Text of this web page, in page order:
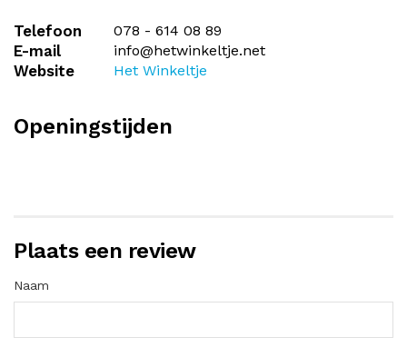
Telefoon 078 - 614 08 89
E-mail info@hetwinkeltje.net
Website Het Winkeltje
Openingstijden
Plaats een review
Naam